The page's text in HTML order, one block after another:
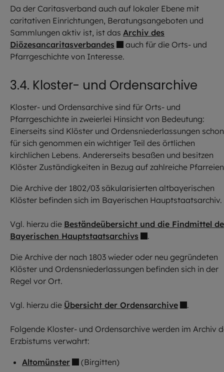
Da der Caritasverband auch auf lokaler Ebene mit
caritativen Einrichtungen, Beratungsangeboten und
Sammlungen aktiv ist, ist das Archiv des
Diözesancaritasverbandes
auch für die Orts- und
Pfarrgeschichte von Interesse.
3.4. Kloster- und Ordensarchive
Kloster- und Ordensarchive sind für Orts- und
Pfarrgeschichte in zweierlei Hinsicht von Bedeutung:
Einerseits sind Klöster und Ordensniederlassungen schon
für sich genommen ein wichtiger Teil des örtlichen
kirchlichen Lebens. Andererseits besaßen und besitzen
Klöster Zuständigkeiten in Bezug auf zahlreiche
Die Archive der 1802/03 säkularisierten altbayerischen
Klöster befinden sich im Bayerischen Hauptstaatsarchiv.
Vgl. hierzu die Beständeübersicht und die Findmittel
Bayerischen Hauptstaatsarchivs
.
Die Archive der nach 1803 wieder oder neu gegründeten
Klöster und Ordensniederlassungen befinden sich in der
Regel vor Ort.
Vgl. hierzu die Übersicht der Ordensarchive .
Folgende Kloster- und Ordensarchive werden im Archiv
Erzbistums verwahrt:
Altomünster
(Birgitten)